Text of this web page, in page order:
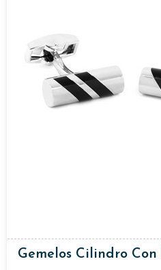
Gemelos Cilindro